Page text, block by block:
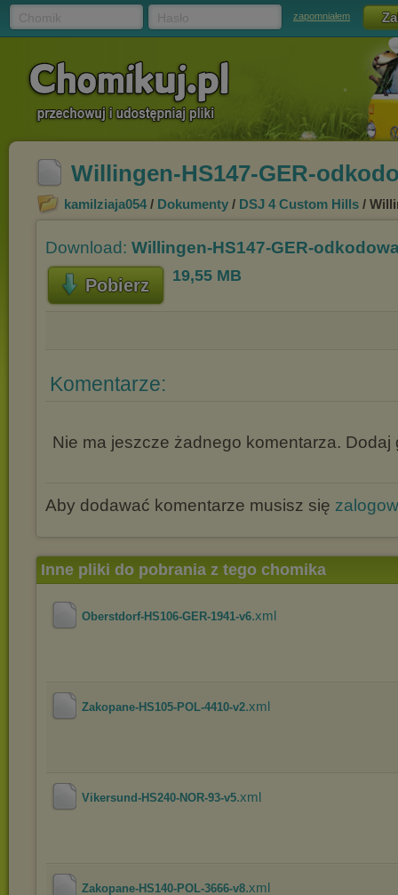
zapomniałem
Willingen-HS147-GER-
kamilziaja054/ Dokumenty / DSJ 4 Custom Hills /
Download: Willingen-HS147-GER-
Pobierz 19,55 MB
Komentarze:
Nie ma jeszcze żadnego komentarza. Dodaj
Aby dodawać komentarze musisz się
Inne pliki do pobrania z tego chomika
Oberstdorf-HS106-GER-1941-v6.xml
Zakopane-HS105-POL-4410-v2.xml
Vikersund-HS240-NOR-93-v5.xml
Zakopane-HS140-POL-3666-v8.xml